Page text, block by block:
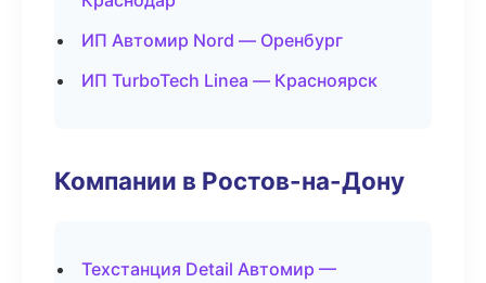
ИП Автомир Nord — Оренбург
ИП TurboTech Linea — Красноярск
Компании в Ростов-на-Дону
Техстанция Detail Автомир —